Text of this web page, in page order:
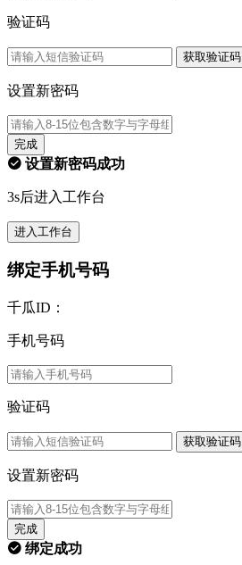
验证码
获取验证码
设置新密码
完成
设置新密码成功
3s后进入工作台
进入工作台
绑定手机号码
千瓜ID：
手机号码
验证码
获取验证码
设置新密码
完成
绑定成功